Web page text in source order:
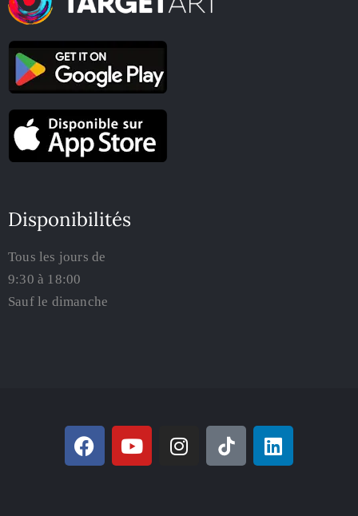
Disponibilités
Tous les jours de
9:30 à 18:00
Sauf le dimanche